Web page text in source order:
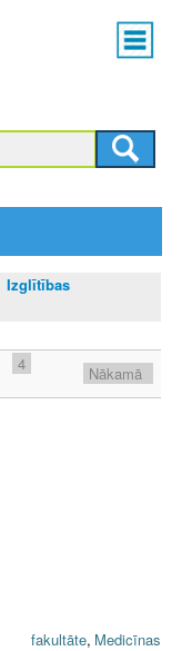
Main
menu
Izglītības
4
Nākamā
fakultāte, Medicīnas